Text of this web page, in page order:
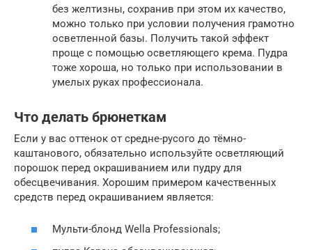
без желтизны, сохранив при этом их качество,
можно только при условии получения грамотно
осветленной базы. Получить такой эффект
проще с помощью осветляющего крема. Пудра
тоже хороша, но только при использовании в
умелых руках профессионала.
Что делать брюнеткам
Если у вас оттенок от средне-русого до тёмно-
каштанового, обязательно используйте осветляющий
порошок перед окрашиванием или пудру для
обесцвечивания. Хорошим примером качественных
средств перед окрашиванием является:
Мульти-блонд Wella Professionals;